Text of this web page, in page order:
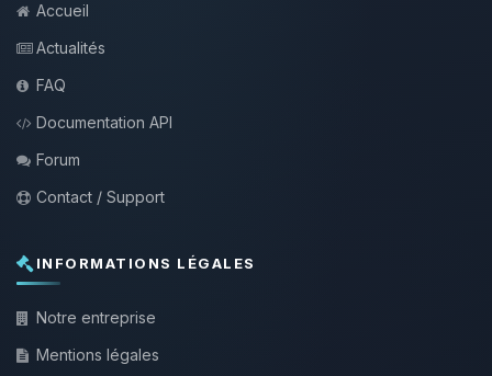
Accueil
Actualités
FAQ
Documentation API
Forum
Contact / Support
INFORMATIONS LÉGALES
Notre entreprise
Mentions légales